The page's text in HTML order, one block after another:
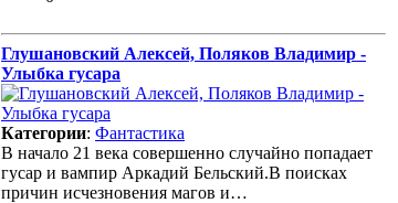
Глушановский Алексей, Поляков Владимир -
Улыбка гусара
Категории: Фантастика
В начало 21 века совершенно случайно попадает
гусар и вампир Аркадий Бельский.В поисках
причин исчезновения магов и…